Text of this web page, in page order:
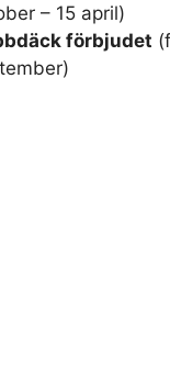
– 15 april)
förbjudet